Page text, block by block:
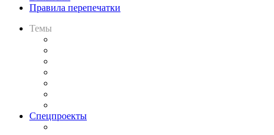
Правила перепечатки
Темы
Спецпроекты